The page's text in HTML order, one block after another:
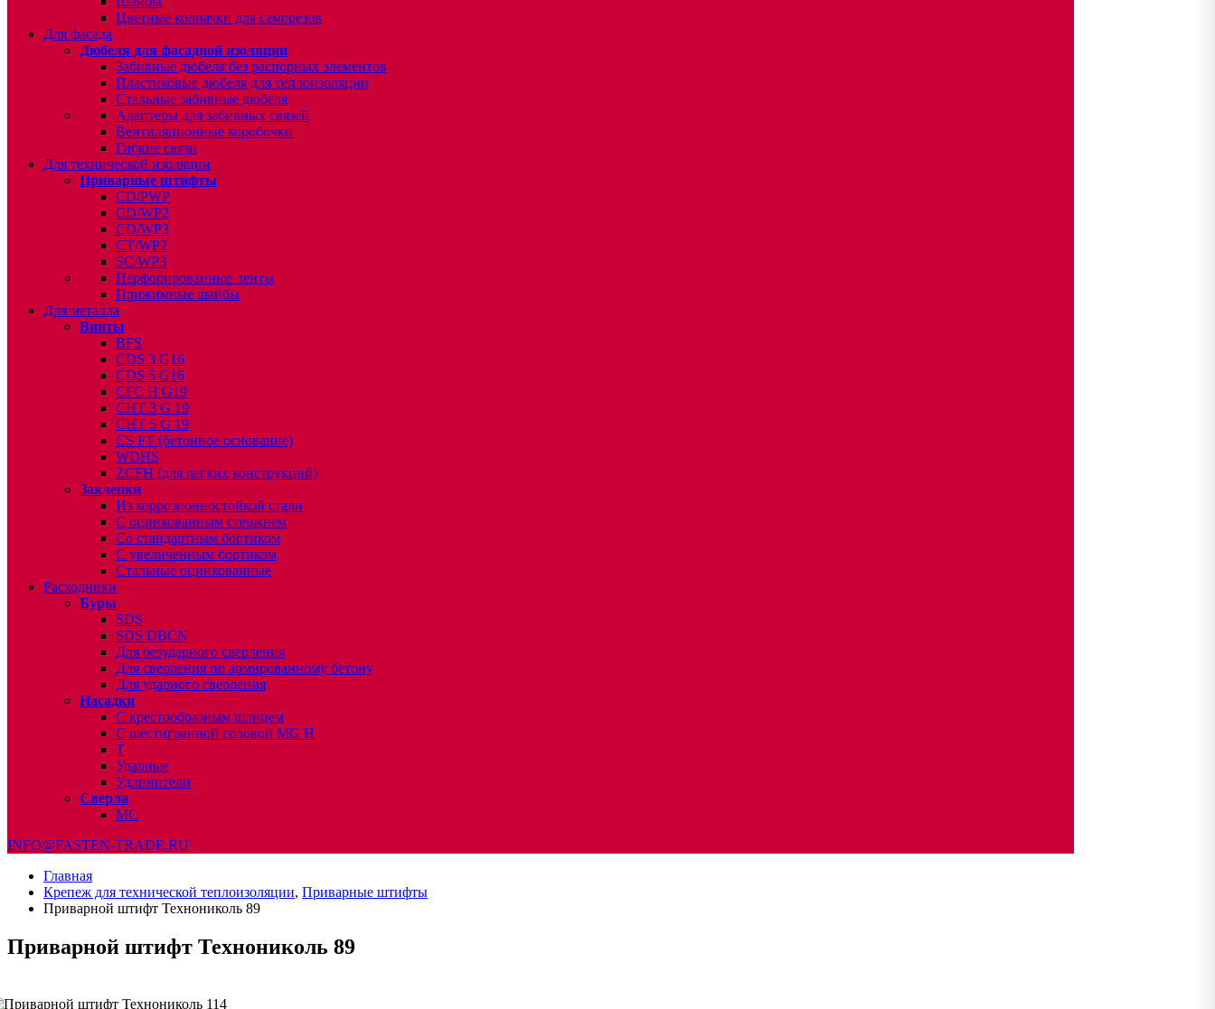
Цветные колпачки для саморезов
Для фасада
Дюбеля для фасадной изоляции
Забивные дюбеля без распорных элементов
Пластиковые дюбеля для теплоизоляции
Стальные забивные дюбеля
Адаптеры для забивных связей
Вентиляционные коробочки
Гибкие связи
Для технической изоляции
Приварные штифты
CD/PWP
CD/WP2
CD/WP3
CT/WP2
SC/WP3
Перфорированные ленты
Прижимные шайбы
Для металла
Винты
BFS
CDS 3 G16
CDS 5 G16
CFC H G19
CHT 3 G 19
CHT 5 G 19
CS FT (бетонное основание)
WDHS
ZCFH (для легких конструкций)
Заклепки
Из коррозионностойкой стали
С оцинкованным стержнем
Со стандартным бортиком
С увеличенным бортиком
Стальные оцинкованные
Расходники
Буры
SDS
SDS DBCN
Для безударного сверления
Для сверления по армированному бетону
Для ударного сверления
Насадки
С крестообразным шлицем
С шестигранной головой MG H
T
Ударные
Удлинители
Сверла
МС
INFO@FASTEN-TRADE.RU
Главная
Крепеж для технической теплоизоляции, Приварные штифты
Приварной штифт Технониколь 89
Приварной штифт Технониколь 89